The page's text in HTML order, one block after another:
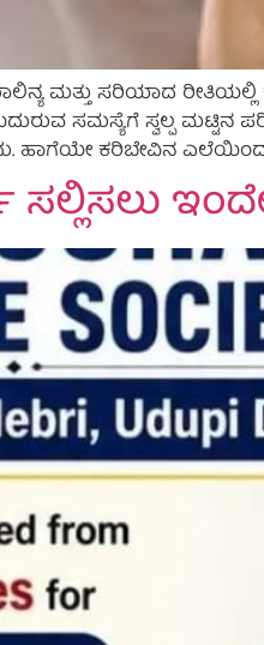
ಮತ್ತು ಸರಿಯಾದ
ಸಮಸ್ಯೆಗೆ ಸ್ವಲ್ಪ ಮಟ್ಟಿನ
ಹಾಗೆಯೇ ಕರಿಬೇವಿನ
ಸಲ್ಲಿಸಲು